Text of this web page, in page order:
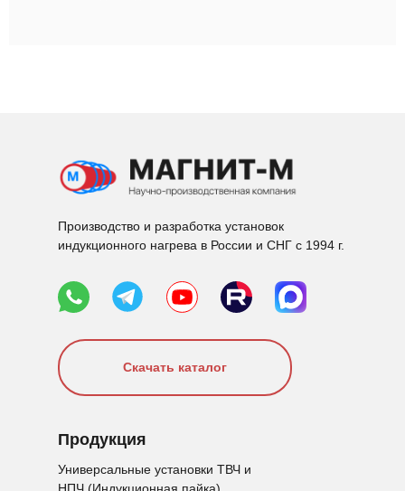
Производство и разработка установок
индукционного нагрева в России и СНГ с 1994 г.
Скачать каталог
Продукция
Универсальные установки ТВЧ и
НПЧ (Индукционная пайка)